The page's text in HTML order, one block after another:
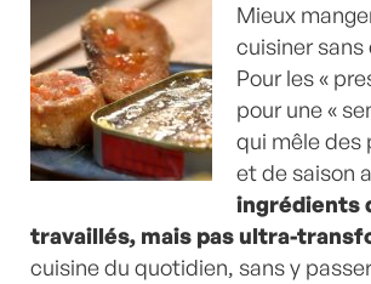
Mieux
cuisiner
Pour les «
pour une «
qui mêle des
et de saison
ingrédients
travaillés, mais pas ultra-
cuisine du quotidien, sans y